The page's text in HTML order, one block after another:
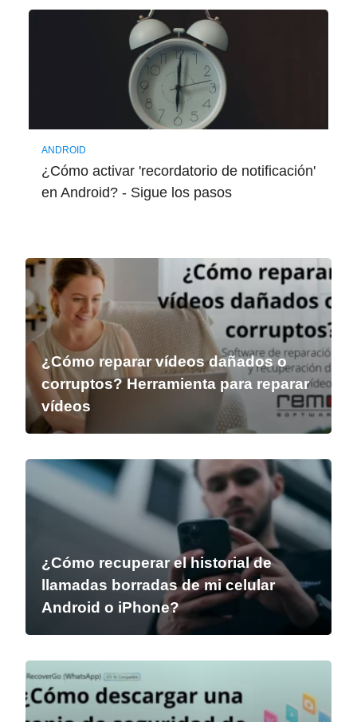
ANDROID
¿Cómo activar 'recordatorio de notificación'
en Android? - Sigue los pasos
¿Cómo reparar vídeos dañados o
corruptos? Herramienta para reparar
vídeos
¿Cómo recuperar el historial de
llamadas borradas de mi celular
Android o iPhone?